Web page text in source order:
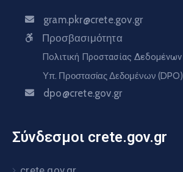
gram.pkr@crete.gov.gr
Προσβασιμότητα
Πολιτική Προστασίας Δεδομένων
Υπ. Προστασίας Δεδομένων (DPO)
dpo@crete.gov.gr
Σύνδεσμοι crete.gov.gr